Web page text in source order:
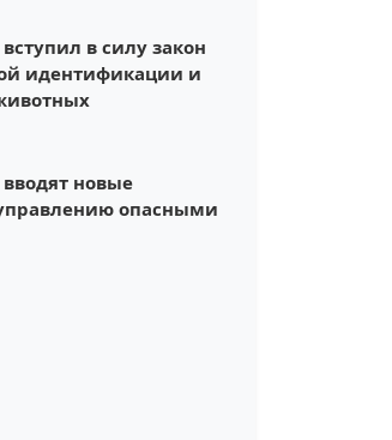
в силу закон
идентификации и
новые
опасными